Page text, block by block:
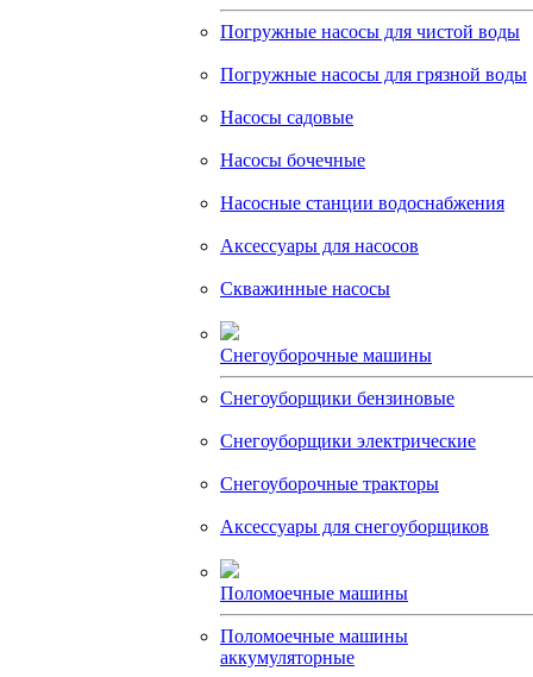
Погружные насосы для чистой воды
Погружные насосы для грязной воды
Насосы садовые
Насосы бочечные
Насосные станции водоснабжения
Аксессуары для насосов
Скважинные насосы
Снегоуборочные машины
Снегоуборщики бензиновые
Снегоуборщики электрические
Снегоуборочные тракторы
Аксессуары для снегоуборщиков
Поломоечные машины
Поломоечные машины
аккумуляторные